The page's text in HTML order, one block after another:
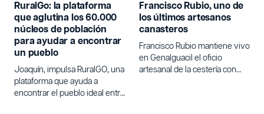
RuralGo: la plataforma
que aglutina los 60.000
núcleos de población
para ayudar a encontrar
un pueblo
Joaquín, impulsa RuralGO, una
plataforma que ayuda a
encontrar el pueblo ideal entre
Francisco Rubio, uno de
los últimos artesanos
canasteros
Francisco Rubio mantiene vivo
en Genalguacil el oficio
artesanal de la cestería con